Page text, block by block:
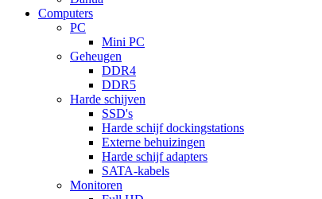
Computers
PC
Mini PC
Geheugen
DDR4
DDR5
Harde schijven
SSD's
Harde schijf dockingstations
Externe behuizingen
Harde schijf adapters
SATA-kabels
Monitoren